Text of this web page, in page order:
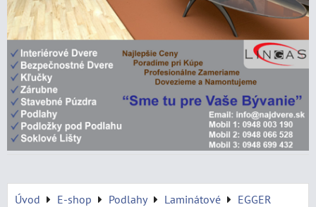
Úvod E-shop Podlahy Laminátové
EGGER